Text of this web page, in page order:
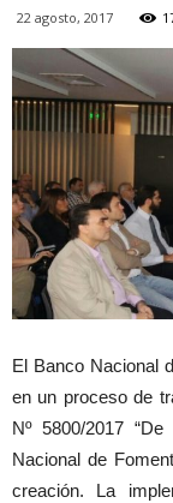
22 agosto, 2017
El Banco Nacional
en un proceso de
Nº 5800/2017
Nacional de
creación. La